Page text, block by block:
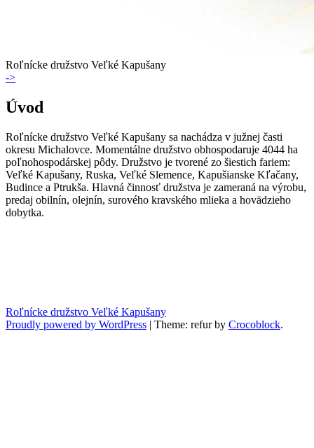
Roľnícke družstvo Veľké Kapušany
->
Úvod
Roľnícke družstvo Veľké Kapušany sa nachádza v južnej časti
okresu Michalovce. Momentálne družstvo obhospodaruje 4044 ha
poľnohospodárskej pôdy. Družstvo je tvorené zo šiestich fariem:
Veľké Kapušany, Ruska, Veľké Slemence, Kapušianske Kľačany,
Budince a Ptrukša. Hlavná činnosť družstva je zameraná na výrobu,
predaj obilnín, olejnín, surového kravského mlieka a hovädzieho
dobytka.
Roľnícke družstvo Veľké Kapušany
Proudly powered by WordPress | Theme: refur by Crocoblock.